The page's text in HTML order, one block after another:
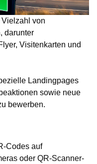
von
darunter
Visitenkarten und
Landingpages
sowie neue
bewerben.
Codes auf
oder QR-Scanner-